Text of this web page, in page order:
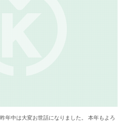
年中は大変お世話になりました。 本年もよろ